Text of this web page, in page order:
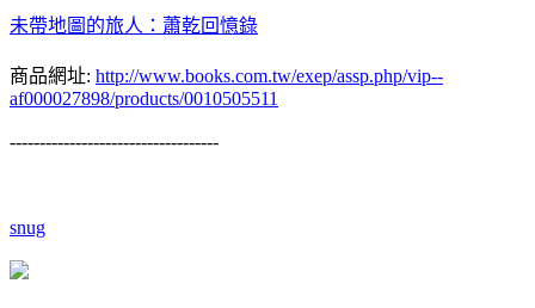
未帶地圖的旅人：蕭乾回憶錄
商品網址: http://www.books.com.tw/exep/assp.php/vip--
af000027898/products/0010505511
-----------------------------------
snug